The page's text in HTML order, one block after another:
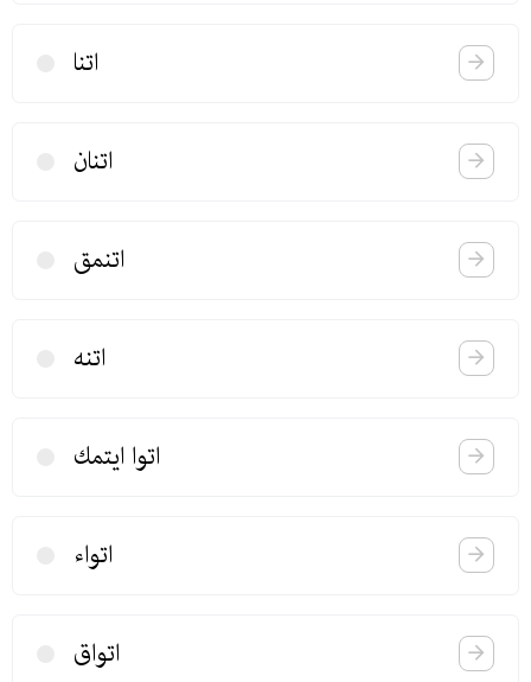
اتنا
اتنان
اتنمق
اتنه
اتوا ایتمك
اتواء
اتواق